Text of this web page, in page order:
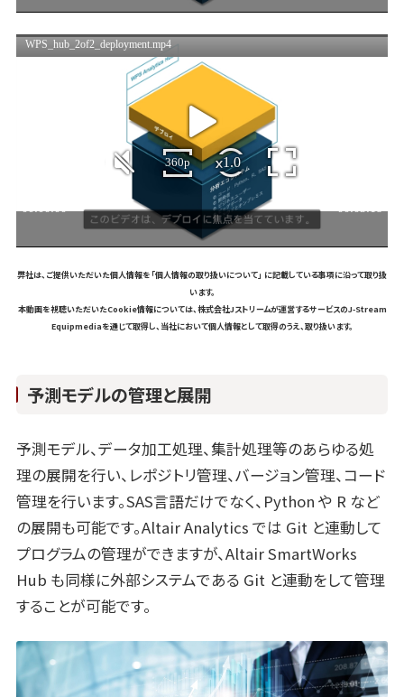
弊社は、ご提供いただいた個人情報を「個人情報の取り扱いについて」 に記載している事項に沿って取り扱
います。
本動画を視聴いただいたCookie情報については、株式会社Jストリームが運営するサービスのJ-Stream
Equipmediaを通じて取得し、当社において個人情報として取得のうえ、取り扱います。
予測モデルの管理と展開
予測モデル、データ加工処理、集計処理等のあらゆる処
理の展開を行い、レポジトリ管理、バージョン管理、コード
管理を行います。SAS言語だけでなく、Python や R など
の展開も可能です。Altair Analytics では Git と連動して
プログラムの管理ができますが、Altair SmartWorks
Hub も同様に外部システムである Git と連動をして管理
することが可能です。